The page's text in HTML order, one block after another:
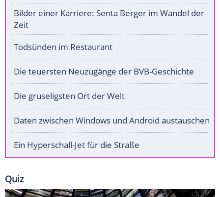
Bilder einer Karriere: Senta Berger im Wandel der
Zeit
Todsünden im Restaurant
Die teuersten Neuzugänge der BVB-Geschichte
Die gruseligsten Ort der Welt
Daten zwischen Windows und Android austauschen
Ein Hyperschall-Jet für die Straße
Quiz